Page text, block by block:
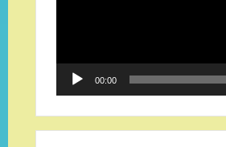
00:00